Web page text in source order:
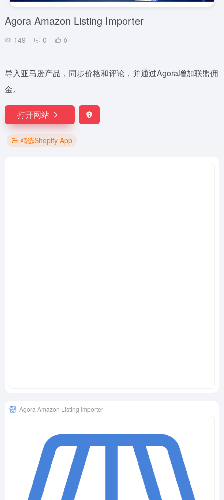
Agora Amazon Listing Importer
149 0 0
导入亚马逊产品，同步价格和评论，并通过Agora增加联盟佣
金。
打开网站
精选Shopify App
Agora Amazon Listing Importer